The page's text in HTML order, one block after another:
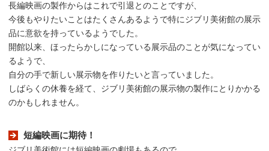
長編映画の製作からはこれで引退とのことですが、
今後もやりたいことはたくさんあるようで特にジブリ美術館の展示
品に意欲を持っているようでした。
開館以来、ほったらかしになっている展示品のことが気になってい
るようで、
自分の手で新しい展示物を作りたいと言っていました。
しばらくの休養を経て、ジブリ美術館の展示物の製作にとりかかる
のかもしれません。
短編映画に期待！